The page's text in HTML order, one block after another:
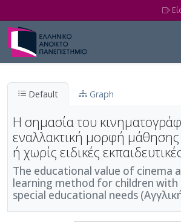
Default Graph
Η σημασία του
εναλλακτική μορφή μάθησης
ή χωρίς ειδικές
The educational value of cinema
learning method for children
special educational needs